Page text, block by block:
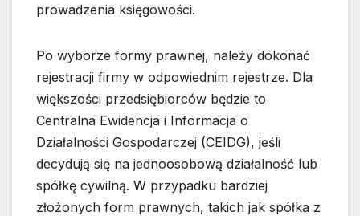
prowadzenia księgowości.
Po wyborze formy prawnej, należy dokonać
rejestracji firmy w odpowiednim rejestrze. Dla
większości przedsiębiorców będzie to
Centralna Ewidencja i Informacja o
Działalności Gospodarczej (CEIDG), jeśli
decydują się na jednoosobową działalność lub
spółkę cywilną. W przypadku bardziej
złożonych form prawnych, takich jak spółka z